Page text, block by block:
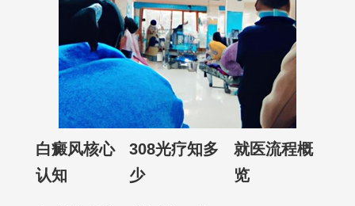
白癜风核心
认知
308光疗知多
少
就医流程概
览